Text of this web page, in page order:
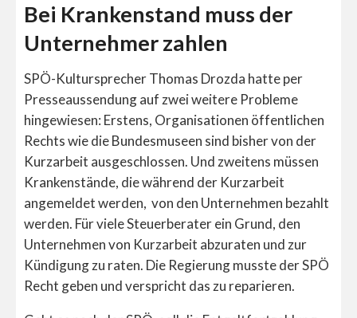
Bei Krankenstand muss der
Unternehmer zahlen
SPÖ-Kultursprecher Thomas Drozda hatte per
Presseaussendung auf zwei weitere Probleme
hingewiesen: Erstens, Organisationen öffentlichen
Rechts wie die Bundesmuseen sind bisher von der
Kurzarbeit ausgeschlossen. Und zweitens müssen
Krankenstände, die während der Kurzarbeit
angemeldet werden, von den Unternehmen bezahlt
werden. Für viele Steuerberater ein Grund, den
Unternehmen von Kurzarbeit abzuraten und zur
Kündigung zu raten. Die Regierung musste der SPÖ
Recht geben und verspricht das zu reparieren.